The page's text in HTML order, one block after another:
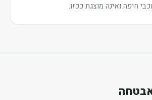
חיפה ואינה מוצגת ככזו.